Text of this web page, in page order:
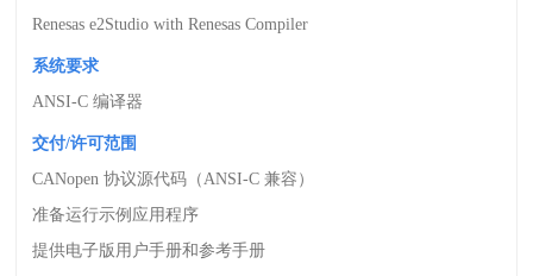
Renesas e2Studio with Renesas Compiler
系统要求
ANSI-C编译器
交付/许可范围
CANopen协议源代码（ANSI-C兼容）
准备运行示例应用程序
提供电子版用户手册和参考手册